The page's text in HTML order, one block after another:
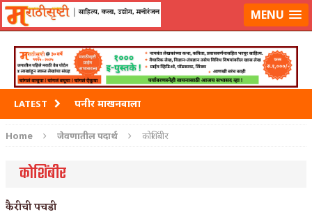
मराठीसृष्टीवर लॉग-इन करा MENU
LATEST पनीर माखनवाला
पावभाजी
Home जेवणातील पदार्थ कोशिंबीर
कोशिंबीर
कैरीची पचडी